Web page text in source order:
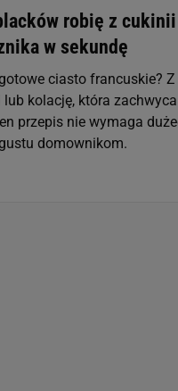
robię z
w sekundę
ciasto francuskie?
kolację, która
przepis nie wymaga
domownikom.